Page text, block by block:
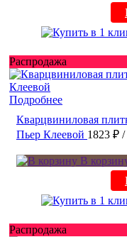
Распродажа
Подробнее
Кварцвиниловая
Пьер Клеевой 1823 ₽ /
В
Распродажа